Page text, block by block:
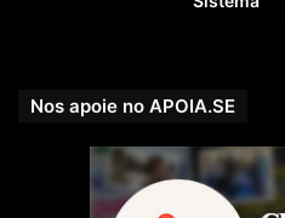
Nos apoie no APOIA.SE